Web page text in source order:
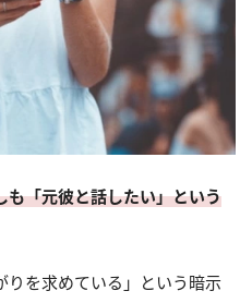
も「元彼と話したい」という
りを求めている」という暗示